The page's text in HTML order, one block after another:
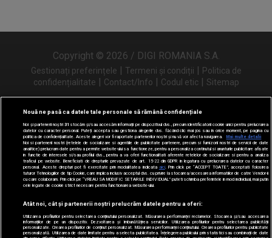
Copyright © 2026 / DIGI ROMANIA S.A.
Gestionați preferințele | Termeni și condiții | Politica de
confidențialitate | Contact/Info | Codul etic | Sitemap
Urmărește-ne și pe
Nouă ne pasă ca datele tale personale să rămână confidențiale
Noi și partenerii noștri31 stocăm și/sau accesăm informații pe dispozitivul dvs., precum identificatorii cookie unici pentru prelucrarea
datelor cu caracter personal. Puteți accepta sau gestiona alegerile dvs. făcând clic mai jos sau în orice moment, pe pagina cu
politica de confidențialitate. Aceste alegeri vor fi raportate partenerilor noștri și nu vă vor afecta navigarea.
Mai multe detalii
Noi si partenerii nostri (retelele de socializare si agentiile de publicitate partenere, precum si furnizorii nostri de servicii de date
analitice) prelucram date pentru a permite website-ului sa functioneze, pentru a personaliza continutul si anunturile publicitare afisate
in functie de interesele si/sau profilul dvs., pentru a va oferi functionalitati aferente retelelor de socializare si pentru a analiza
traficul pe website. Beneficiati de drepturile prevazute de art. 15-22 din GDPR in legatura cu prelucrarea datelor cu caracter
personal. Aceste drepturi pot fi exercitate prin modalitatea indicata aici. Prin click pe “ACCEPT TOATE”, acceptati folosirea
tuturor Tehnologiilor de tip Cookie, care implica inclusiv acceptul dvs. cu privire la stocarea/accesarea informatiilor de catre Vendor-ii
cu care colaboram. Prin click pe “VREAU SA MODIFIC SETARILE INDIVIDUAL” puteti schimba preferintele in mod individual, mai putin
cele legate de cookie strict necesare pentru functionarea website-ului.
Atât noi, cât și partenerii noștri prelucrăm datele pentru a oferi:
Utilizarea profilurilor pentru selectarea conținutului personalizat. Măsurarea performanței reclamelor. Stocarea și/sau accesarea
informațiilor de pe un dispozitiv. Dezvoltarea și îmbunătățirea serviciilor. Utilizarea profilurilor pentru selectarea publicității
personalizate. Crearea profilurilor de conținut personalizat. Măsurarea performanței conținutului. Crearea profilurilor pentru publicitate
personalizată. Utilizarea de date limitate pentru a selecta publicitatea. Înțelegerea publicului prin statistici sau combinații de date